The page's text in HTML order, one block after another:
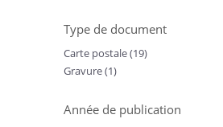
Type de document
Carte postale (19)
Gravure (1)
Année de publication